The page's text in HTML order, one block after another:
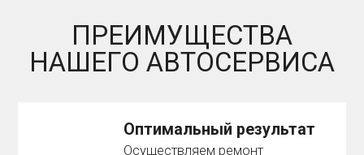
ПРЕИМУЩЕСТВА
НАШЕГО АВТОСЕРВИСА
Оптимальный результат
Осуществляем ремонт